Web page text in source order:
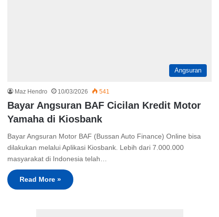
Angsuran
Maz Hendro 10/03/2026 541
Bayar Angsuran BAF Cicilan Kredit Motor
Yamaha di Kiosbank
Bayar Angsuran Motor BAF (Bussan Auto Finance) Online bisa
dilakukan melalui Aplikasi Kiosbank. Lebih dari 7.000.000
masyarakat di Indonesia telah…
Read More »